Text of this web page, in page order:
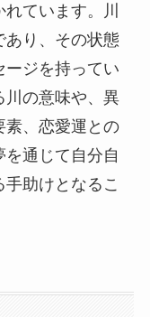
ています。川
あり、その状態
ージを持ってい
川の意味や、異
素、恋愛運との
通じて自分自
助けとなるこ